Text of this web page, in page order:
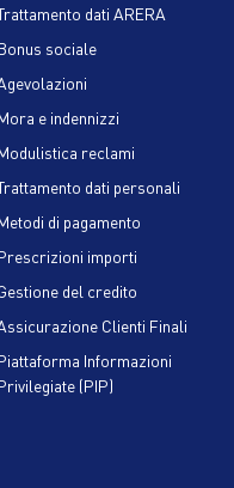
dati ARERA
sociale
e indennizzi
reclami
dati personali
di pagamento
importi
del credito
Clienti Finali
Informazioni
(PIP)